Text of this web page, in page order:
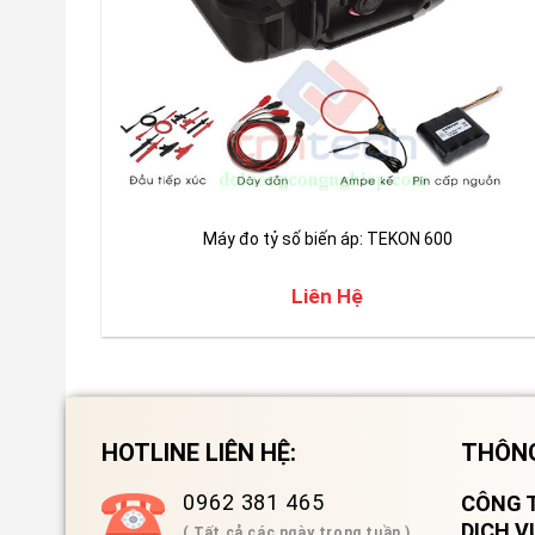
Máy đo tỷ số biến áp: TEKON 600
Liên Hệ
HOTLINE LIÊN HỆ:
0962 381 465
CÔNG